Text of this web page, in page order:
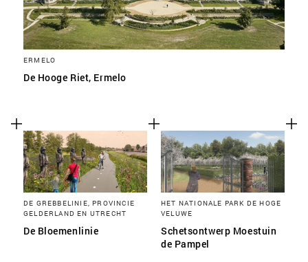
ERMELO
De Hooge Riet, Ermelo
DE GREBBELINIE, PROVINCIE
GELDERLAND EN UTRECHT
De Bloemenlinie
HET NATIONALE PARK DE HOGE
VELUWE
Schetsontwerp Moestuin
de Pampel